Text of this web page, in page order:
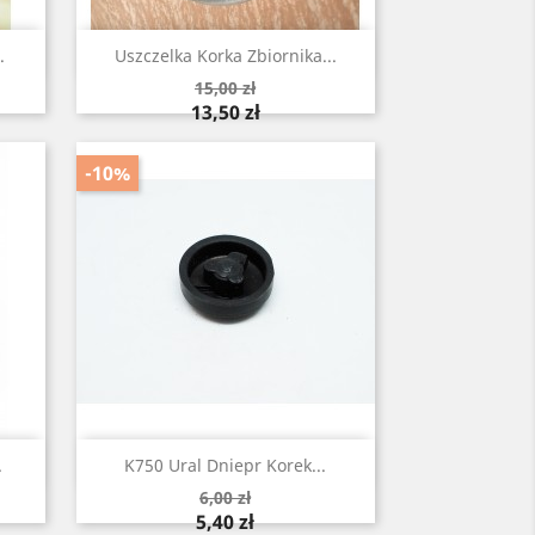
Uszczelka Korka Zbiornika...
Cena
podstawowa
15,00 zł
Cena
13,50 zł
Szybki podgląd
K750 Ural Dniepr Korek...
Cena
podstawowa
6,00 zł
Cena
5,40 zł
-10%
 Szybki podgląd